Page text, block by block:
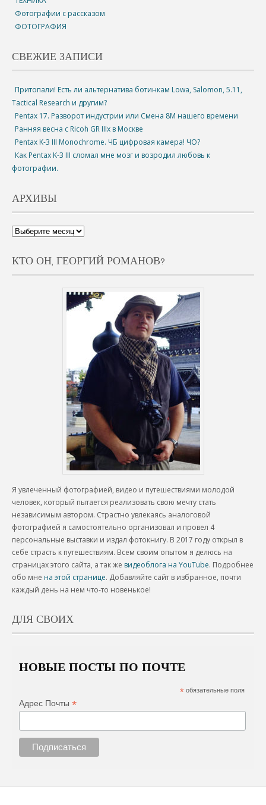
Фотографии с рассказом
ФОТОГРАФИЯ
СВЕЖИЕ ЗАПИСИ
Притопали! Есть ли альтернатива ботинкам Lowa, Salomon, 5.11,
Tactical Research и другим?
Pentax 17. Разворот индустрии или Смена 8М нашего времени
Ранняя весна с Ricoh GR IIIx в Москве
Pentax K-3 III Monochrome. ЧБ цифровая камера! ЧО?
Как Pentax K-3 III сломал мне мозг и возродил любовь к
фотографии.
АРХИВЫ
КТО ОН, ГЕОРГИЙ РОМАНОВ?
Я увлеченный фотографией, видео и путешествиями молодой
человек, который пытается реализовать свою мечту стать
независимым автором. Страстно увлекаясь аналоговой
фотографией я самостоятельно организовал и провел 4
персональные выставки и издал фотокнигу. В 2017 году открыл в
себе страсть к путешествиям. Всем своим опытом я делюсь на
страницах этого сайта, а так же видеоблога на YouTube. Подробнее
обо мне на этой странице. Добавляйте сайт в избранное, почти
каждый день на нем что-то новенькое!
ДЛЯ СВОИХ
НОВЫЕ ПОСТЫ ПО ПОЧТЕ
* обязательные поля
Адрес Почты*